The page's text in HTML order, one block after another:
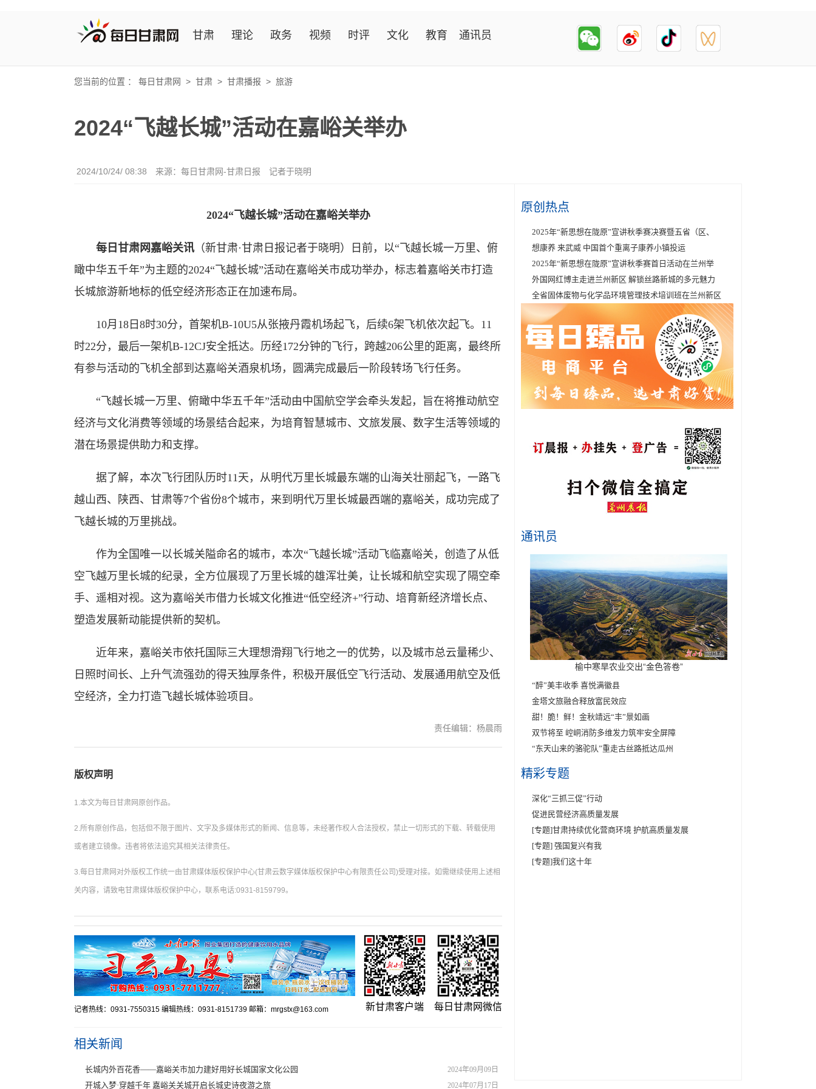
甘肃 理论 政务 视频 时评 文化 教育 通讯员
您当前的位置 ： 每日甘肃网 > 甘肃 > 甘肃播报 > 旅游
2024“飞越长城”活动在嘉峪关举办
2024/10/24/ 08:38 来源：每日甘肃网-甘肃日报 记者于晓明
2024“飞越长城”活动在嘉峪关举办
每日甘肃网嘉峪关讯 （新甘肃·甘肃日报记者于晓明）日前，以“飞越长城一万里、俯
瞰中华五千年”为主题的2024“飞越长城”活动在嘉峪关市成功举办，标志着嘉峪关市打造
长城旅游新地标的低空经济形态正在加速布局。
10月18日8时30分，首架机B-10U5从张掖丹霞机场起飞，后续6架飞机依次起飞。11
时22分，最后一架机B-12CJ安全抵达。历经172分钟的飞行，跨越206公里的距离，最终所
有参与活动的飞机全部到达嘉峪关酒泉机场，圆满完成最后一阶段转场飞行任务。
“飞越长城一万里、俯瞰中华五千年”活动由中国航空学会牵头发起，旨在将推动航空
经济与文化消费等领域的场景结合起来，为培育智慧城市、文旅发展、数字生活等领域的
潜在场景提供助力和支撑。
据了解，本次飞行团队历时11天，从明代万里长城最东端的山海关壮丽起飞，一路飞
越山西、陕西、甘肃等7个省份8个城市，来到明代万里长城最西端的嘉峪关，成功完成了
飞越长城的万里挑战。
作为全国唯一以长城关隘命名的城市，本次“飞越长城”活动飞临嘉峪关，创造了从低
空飞越万里长城的纪录，全方位展现了万里长城的雄浑壮美，让长城和航空实现了隔空牵
手、遥相对视。这为嘉峪关市借力长城文化推进“低空经济+”行动、培育新经济增长点、
塑造发展新动能提供新的契机。
近年来，嘉峪关市依托国际三大理想滑翔飞行地之一的优势，以及城市总云量稀少、
日照时间长、上升气流强劲的得天独厚条件，积极开展低空飞行活动、发展通用航空及低
空经济，全力打造飞越长城体验项目。
责任编辑：杨晨雨
版权声明
1.本文为每日甘肃网原创作品。
2.所有原创作品，包括但不限于图片、文字及多媒体形式的新闻、信息等，未经著作权人合法授权，禁止一切形式的下载、转载使用
或者建立镜像。违者将依法追究其相关法律责任。
3.每日甘肃网对外版权工作统一由甘肃媒体版权保护中心(甘肃云数字媒体版权保护中心有限责任公司)受理对接。如需继续使用上述相
关内容，请致电甘肃媒体版权保护中心，联系电话:0931-8159799。
记者热线：0931-7550315 编辑热线：0931-8151739 邮箱：mrgstx@163.com 新甘肃客户端 每日甘肃网微信
相关新闻
2024年09月09日
长城内外百花香——嘉峪关市加力建好用好长城国家文化公园
2024年07月17日
开城入梦·穿越千年 嘉峪关关城开启长城史诗夜游之旅
原创热点
2025年“新思想在陇原”宣讲秋季赛决赛暨五省（区、
想康养 来武威 中国首个重离子康养小镇投运
2025年“新思想在陇原”宣讲秋季赛首日活动在兰州举
外国网红博主走进兰州新区 解锁丝路新城的多元魅力
全省固体废物与化学品环境管理技术培训班在兰州新区
通讯员
榆中寒旱农业交出“金色答卷”
“醉”美丰收季 喜悦满徽县
金塔文旅融合释放富民效应
甜！脆！鲜！金秋靖远“丰”景如画
双节将至 崆峒消防多维发力筑牢安全屏障
“东天山来的骆驼队”重走古丝路抵达瓜州
精彩专题
深化“三抓三促”行动
促进民营经济高质量发展
[专题]甘肃持续优化营商环境 护航高质量发展
[专题] 强国复兴有我
[专题]我们这十年